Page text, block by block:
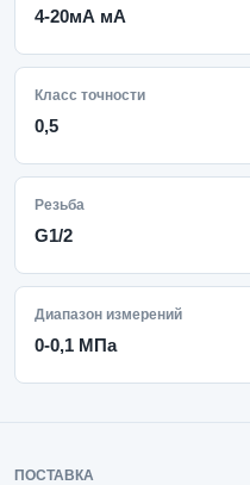
4-20мА мА
Класс точности
0,5
Резьба
G1/2
Диапазон измерений
0-0,1 МПа
ПОСТАВКА